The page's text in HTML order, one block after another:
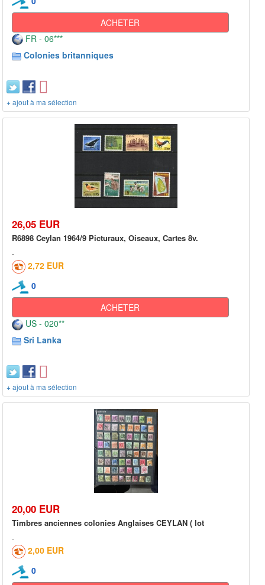
ACHETER
FR - 06***
Colonies britanniques
+ ajout à ma sélection
26,05 EUR
R6898 Ceylan 1964/9 Picturaux, Oiseaux, Cartes 8v.
2,72 EUR
0
ACHETER
US - 020**
Sri Lanka
+ ajout à ma sélection
20,00 EUR
Timbres anciennes colonies Anglaises CEYLAN ( lot
2,00 EUR
0